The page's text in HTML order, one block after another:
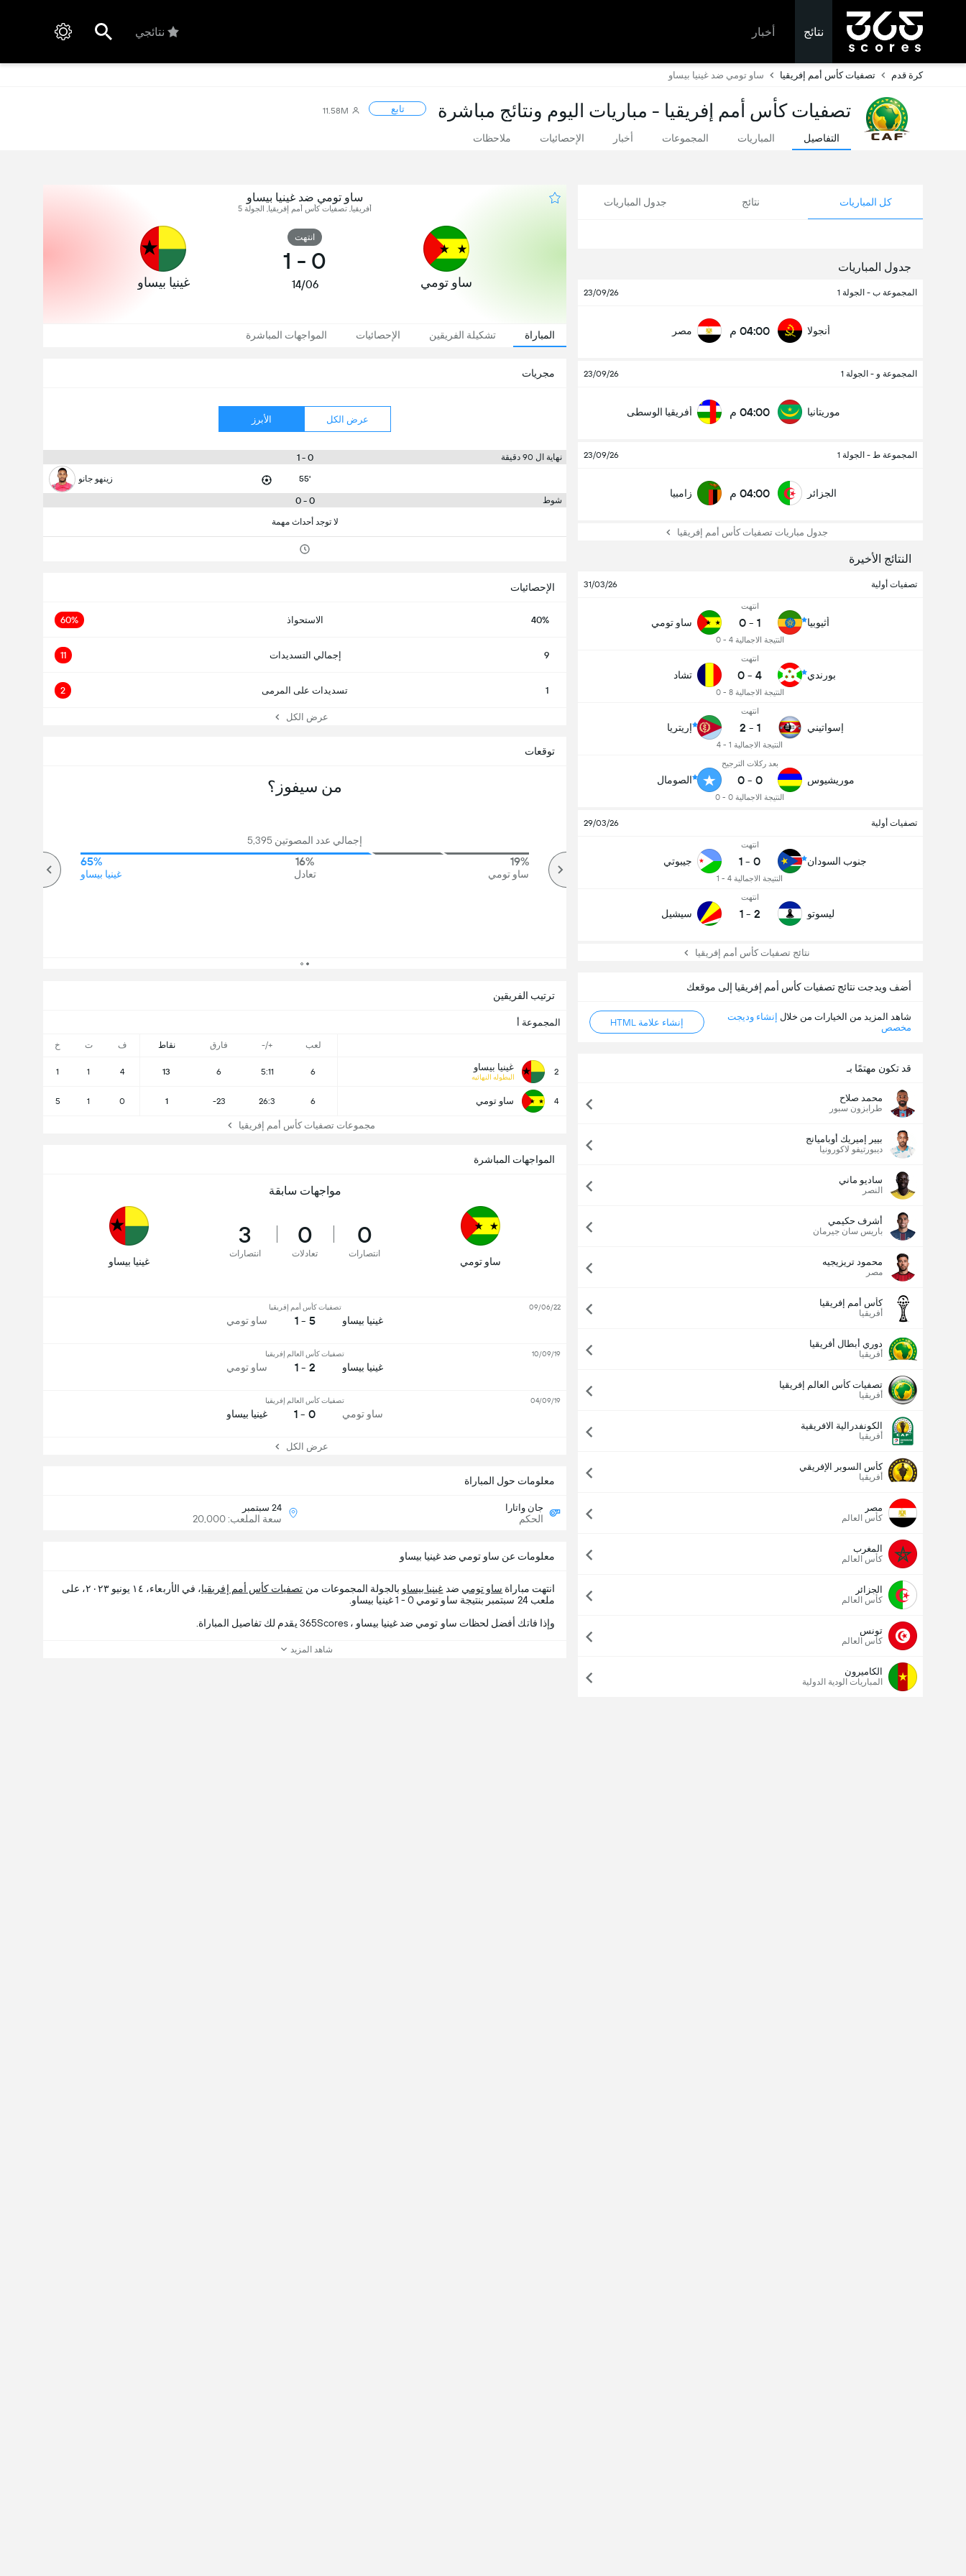
نتائج أخبار نتائجي
كرة قدم تصفيات كأس أمم إفريقيا ساو تومي ضد غينيا بيساو
تصفيات كأس أمم إفريقيا - مباريات اليوم ونتائج مباشرة تابع 11.58M
التفاصيل المباريات المجموعات أخبار الإحصائيات ملاحظات
كل المباريات نتائج جدول المباريات
جدول المباريات
المجموعة ب - الجولة 1 23/09/26
أنجولا 04:00 م مصر
المجموعة و - الجولة 1 23/09/26
موريتانيا 04:00 م أفريقيا الوسطى
المجموعة ط - الجولة 1 23/09/26
الجزائر 04:00 م زامبيا
جدول مباريات تصفيات كأس أمم إفريقيا
النتائج الأخيرة
تصفيات أولية 31/03/26
أثيوبيا
انتهت
1
-
0
النتيجة الاجمالية 4 - 0
ساو تومي
بورندي
انتهت
4
-
0
النتيجة الاجمالية 8 - 0
تشاد
إسواتيني
انتهت
1
-
2
النتيجة الاجمالية 1 - 4
إريتريا
موريشيوس
بعد ركلات الترجيح
0
-
0
النتيجة الاجمالية 0 - 0
الصومال
تصفيات أولية 29/03/26
جنوب السودان
انتهت
0
-
1
النتيجة الاجمالية 4 - 1
جيبوتي
ليسوتو
انتهت
2
-
1 سيشيل
نتائج تصفيات كأس أمم إفريقيا
أضف ويدجت نتائج تصفيات كأس أمم إفريقيا إلى موقعك
شاهد المزيد من الخيارات من خلال إنشاء وديجت
مخصص
إنشاء علامة HTML
قد تكون مهتمًا بـ
محمد صلاح
طرابزون سبور
بيير إميريك أوباميانج
ديبورتيفو لاكورونيا
ساديو ماني
النصر
أشرف حكيمي
باريس سان جيرمان
محمود تريزيجيه
مصر
كأس أمم إفريقيا
أفريقيا
دوري أبطال أفريقيا
أفريقيا
تصفيات كأس العالم إفريقيا
أفريقيا
الكونفدرالية الافريقية
أفريقيا
كأس السوبر الإفريقي
أفريقيا
مصر
كأس العالم
المغرب
كأس العالم
الجزائر
كأس العالم
تونس
كأس العالم
الكاميرون
المباريات الودية الدولية
ساو تومي ضد غينيا بيساو
أفريقيا, تصفيات كأس أمم إفريقيا, الجولة 5
ساو تومي
انتهت
0
-
1
14/06 غينيا بيساو
المباراة تشكيلة الفريقين الإحصائيات المواجهات المباشرة
مجريات
عرض الكل الأبرز
نهاية ال 90 دقيقة 0 - 1
55' زينهو جانو
شوط 0 - 0
لا توجد أحداث مهمة
الإحصائيات
40% الاستحواذ 60%
9 إجمالي التسديدات 11
1 تسديدات على المرمى 2
عرض الكل
معلومات حول المباراة
جان واتارا
الحكم
24 سبتمبر
سعة الملعب: 20,000
ترتيب الفريقين
المجموعة أ
لعب +/- فارق نقاط ف ت خ
2 غينيا بيساو
البطوله النهائيه
6
5:11
6
13
4
1
1
4 ساو تومي 6
26:3
-23
1
0
1
5
مجموعات تصفيات كأس أمم إفريقيا
توقعات
من سيفوز؟
إجمالي عدد المصوتين 5,395
19%
ساو تومي
16%
تعادل
65%
غينيا بيساو
عدد الاهداف (2.5)
المواجهات المباشرة
مواجهات سابقة
ساو تومي
0
انتصارات
0
تعادلات
3
انتصارات
غينيا بيساو
غينيا بيساو
تصفيات كأس أمم إفريقيا
5 - 1 ساو تومي
09/06/22
غينيا بيساو
تصفيات كأس العالم إفريقيا
2 - 1 ساو تومي
10/09/19
ساو تومي
تصفيات كأس العالم إفريقيا
0 - 1 غينيا بيساو
04/09/19
عرض الكل
معلومات عن ساو تومي ضد غينيا بيساو
انتهت مباراة ساو تومي ضد غينيا بيساو بالجولة المجموعات من تصفيات كأس أمم إفريقيا
، في الأربعاء، ١٤ يونيو ٢٠٢٣، على
ملعب 24 سبتمبر بنتيجة ساو تومي 0 - 1 غينيا بيساو.
وإذا فاتك أفضل لحظات ساو تومي ضد غينيا بيساو ، 365Scores يقدم لك تفاصيل المباراة.
شاهد المزيد